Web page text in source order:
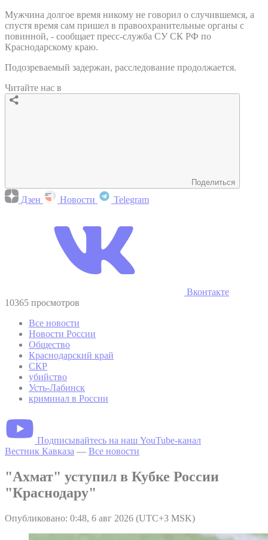
Мужчина долгое время никому не говорил о случившемся, а
спустя время сам пришел в правоохранительные органы с
повинной, - сообщает пресс-служба СУ СК РФ по
Краснодарскому краю.
Подозреваемый задержан, расследование продолжается.
Читайте нас в
Поделиться
Дзен Новости Telegram
Вконтакте
10365 просмотров
Все новости
Новости России
Общество
Краснодарский край
СКР
убийство
Усть-Лабинск
криминал в России
Подписывайтесь на наш YouTube-канал
Вестник Кавказа — Все новости
"Ахмат" уступил в Кубке России
"Краснодару"
Опубликовано: 0:48, 6 авг 2026 (UTC+3 MSK)